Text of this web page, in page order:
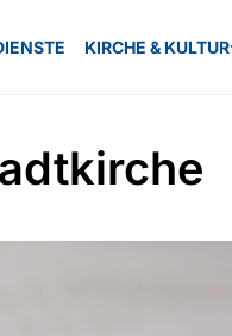
KIRCHE & KULTUR